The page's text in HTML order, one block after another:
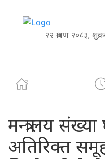
२२ श्रावण २०८३,
मन्त्रालय
अतिरिक्त